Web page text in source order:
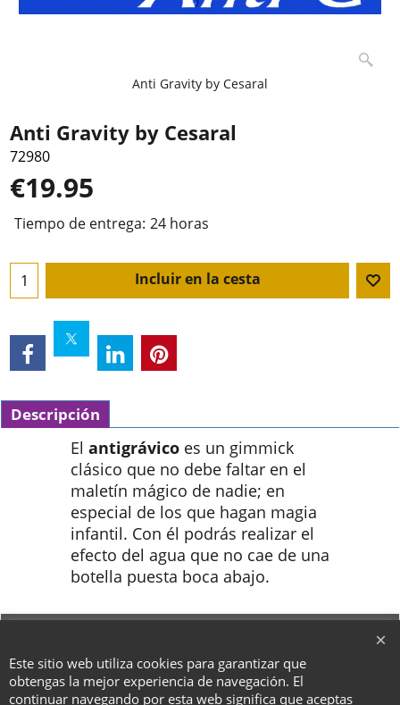
Anti Gravity by Cesaral
Anti Gravity by Cesaral
72980
€19.95
Tiempo de entrega: 24 horas
Incluir en la cesta
Descripción
El antigrávico es un gimmick
clásico que no debe faltar en el
maletín mágico de nadie; en
especial de los que hagan magia
infantil. Con él podrás realizar el
efecto del agua que no cae de una
botella puesta boca abajo.
Este sitio web utiliza cookies para garantizar que
obtengas la mejor experiencia de navegación. El
continuar navegando por esta web significa que aceptas